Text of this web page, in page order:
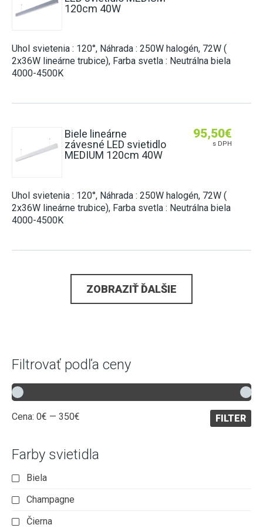
120cm 40W
Uhol svietenia : 120°, Náhrada : 250W halogén, 72W (
2x36W lineárne trubice), Farba svetla : Neutrálna biela
4000-4500K
Biele lineárne
závesné LED svietidlo
MEDIUM 120cm 40W
95,50€
s DPH
Uhol svietenia : 120°, Náhrada : 250W halogén, 72W (
2x36W lineárne trubice), Farba svetla : Neutrálna biela
4000-4500K
ZOBRAZIŤ ĎALŠIE
Filtrovať podľa ceny
Minimálna
Maximálna
FILTER
Cena: 0€ — 350€
Farby svietidla
Biela
Champagne
Čierna